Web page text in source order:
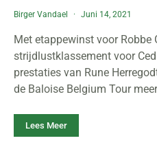
Birger Vandael Juni 14, 2021
Met etappewinst voor Robbe
strijdlustklassement voor
prestaties van Rune
de Baloise Belgium Tour
Lees Meer